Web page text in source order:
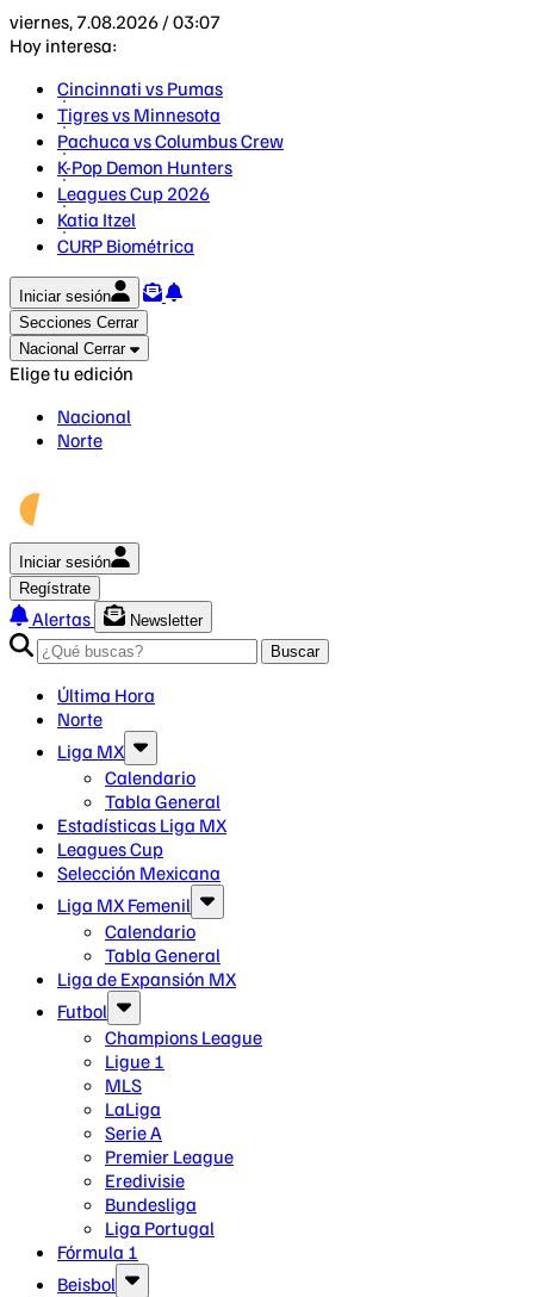
viernes, 7.08.2026 / 03:07
Hoy interesa:
Cincinnati vs Pumas
Tigres vs Minnesota
Pachuca vs Columbus Crew
K-Pop Demon Hunters
Leagues Cup 2026
Katia Itzel
CURP Biométrica
Iniciar sesión
Secciones Cerrar
Nacional Cerrar
Elige tu edición
Nacional
Norte
Iniciar sesión
Regístrate
Alertas
Newsletter
Buscar
Última Hora
Norte
Liga MX
Calendario
Tabla General
Estadísticas Liga MX
Leagues Cup
Selección Mexicana
Liga MX Femenil
Calendario
Tabla General
Liga de Expansión MX
Futbol
Champions League
Ligue 1
MLS
LaLiga
Serie A
Premier League
Eredivisie
Bundesliga
Liga Portugal
Fórmula 1
Beisbol